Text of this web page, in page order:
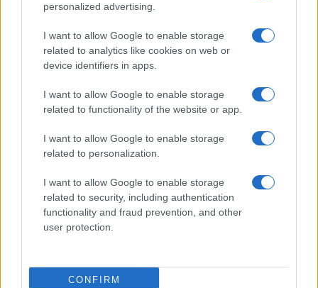
personalized advertising.
I want to allow Google to enable storage
related to analytics like cookies on web or
device identifiers in apps.
I want to allow Google to enable storage
related to functionality of the website or app.
I want to allow Google to enable storage
related to personalization.
I want to allow Google to enable storage
related to security, including authentication
functionality and fraud prevention, and other
user protection.
CONFIRM
Scopri il Voucher Doppia Transizione 2026 per
Digitalizzazione e Sostenibilità
FOCUS PMI